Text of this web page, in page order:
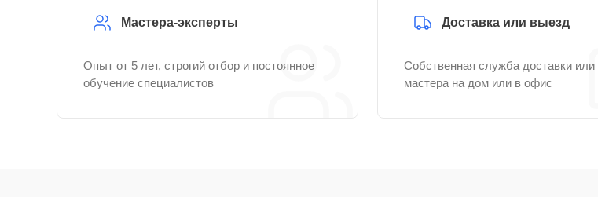
Мастера-эксперты
Опыт от 5 лет, строгий отбор и постоянное
обучение специалистов
Доставка или выезд
Собственная служба доставки
мастера на дом или в офис